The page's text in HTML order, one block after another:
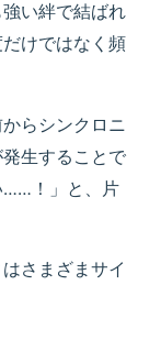
い絆で結ばれ
けではなく頻
らシンクロニ
生することで
……！」と、片
さまざまサイ